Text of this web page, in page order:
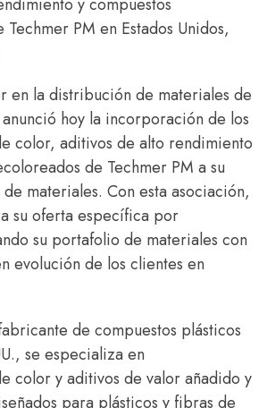
PM en Estados Unidos,
en la distribución de materiales de
hoy la incorporación de los
color, aditivos de alto rendimiento
de Techmer PM a su
materiales. Con esta asociación,
su oferta específica por
su portafolio de materiales con
evolución de los clientes en
de compuestos plásticos
se especializa en
color y aditivos de valor añadido y
para plásticos y fibras de